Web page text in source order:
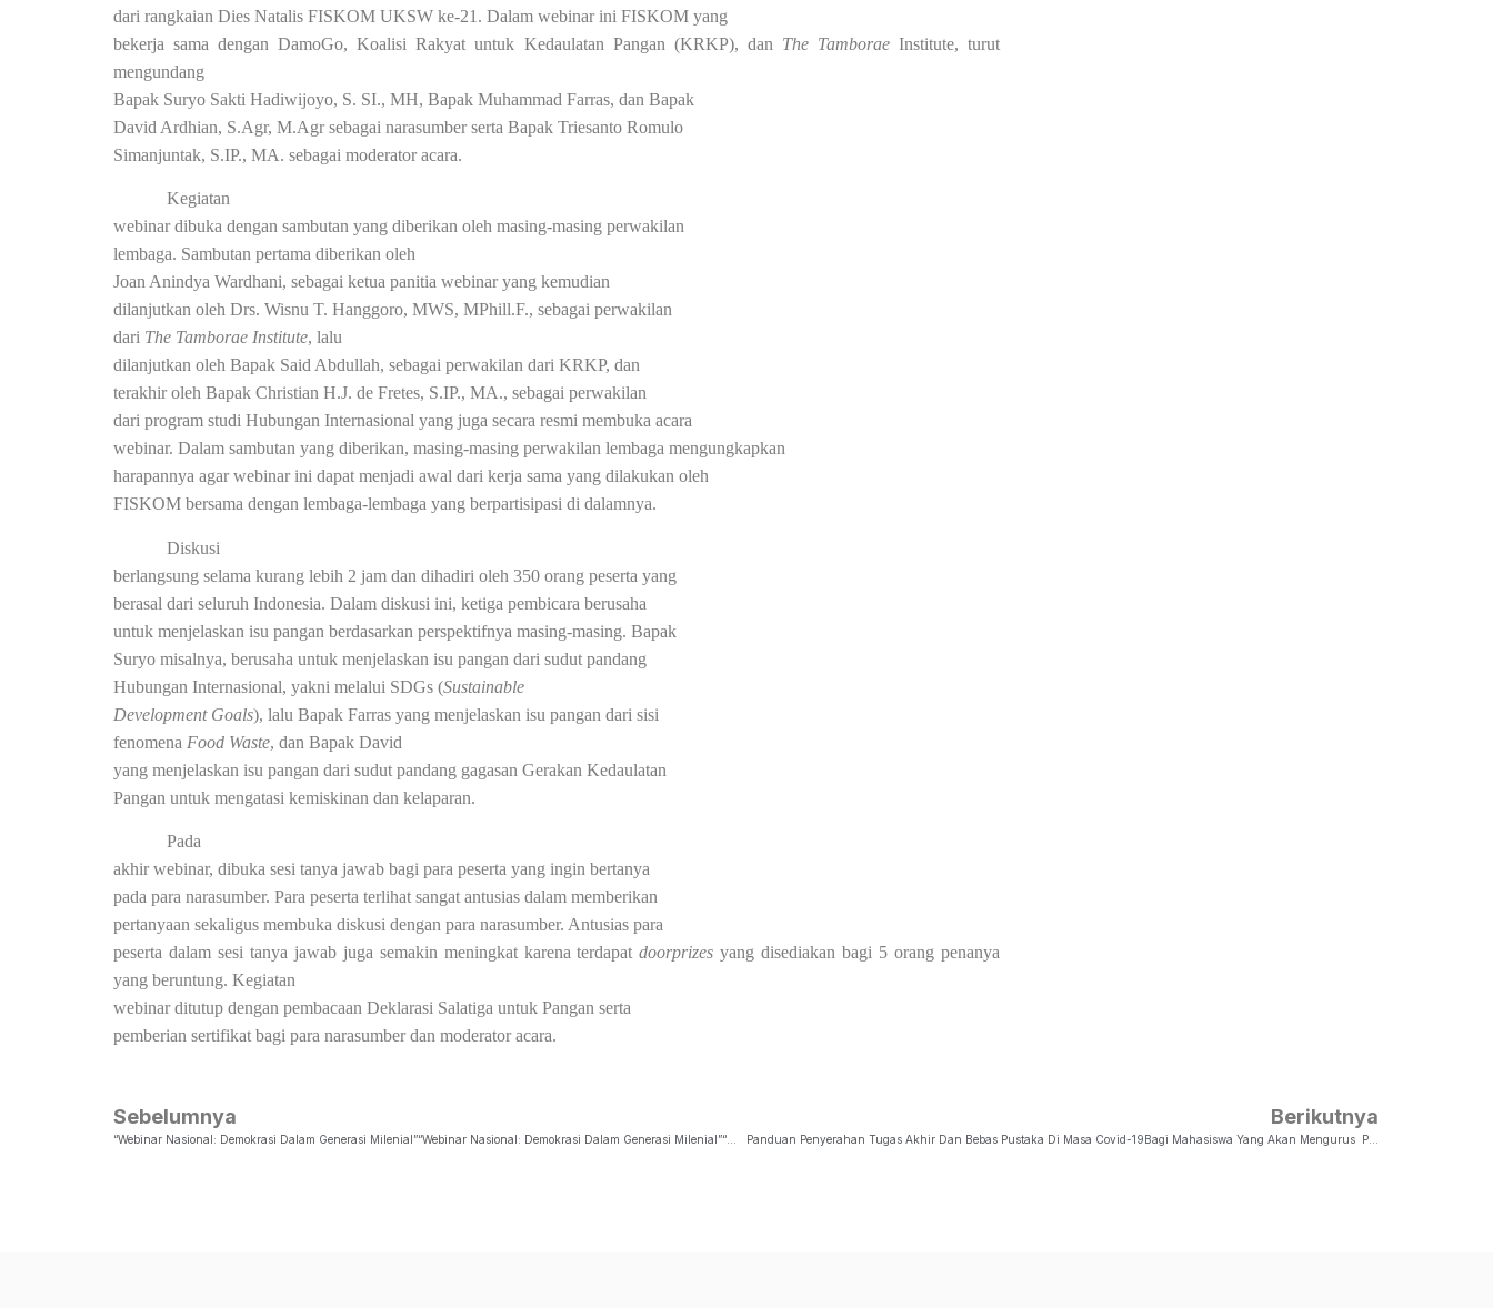
dari rangkaian Dies Natalis FISKOM UKSW ke-21. Dalam webinar ini FISKOM yang
bekerja sama dengan DamoGo, Koalisi Rakyat untuk Kedaulatan Pangan (KRKP), dan The Tamborae Institute, turut
mengundang
Bapak Suryo Sakti Hadiwijoyo, S. SI., MH, Bapak Muhammad Farras, dan Bapak
David Ardhian, S.Agr, M.Agr sebagai narasumber serta Bapak Triesanto Romulo
Simanjuntak, S.IP., MA. sebagai moderator acara.
Kegiatan
webinar dibuka dengan sambutan yang diberikan oleh masing-masing perwakilan
lembaga. Sambutan pertama diberikan oleh
Joan Anindya Wardhani, sebagai ketua panitia webinar yang kemudian
dilanjutkan oleh Drs. Wisnu T. Hanggoro, MWS, MPhill.F., sebagai perwakilan
dari The Tamborae Institute, lalu
dilanjutkan oleh Bapak Said Abdullah, sebagai perwakilan dari KRKP, dan
terakhir oleh Bapak Christian H.J. de Fretes, S.IP., MA., sebagai perwakilan
dari program studi Hubungan Internasional yang juga secara resmi membuka acara
webinar. Dalam sambutan yang diberikan, masing-masing perwakilan lembaga mengungkapkan
harapannya agar webinar ini dapat menjadi awal dari kerja sama yang dilakukan oleh
FISKOM bersama dengan lembaga-lembaga yang berpartisipasi di dalamnya.
Diskusi
berlangsung selama kurang lebih 2 jam dan dihadiri oleh 350 orang peserta yang
berasal dari seluruh Indonesia. Dalam diskusi ini, ketiga pembicara berusaha
untuk menjelaskan isu pangan berdasarkan perspektifnya masing-masing. Bapak
Suryo misalnya, berusaha untuk menjelaskan isu pangan dari sudut pandang
Hubungan Internasional, yakni melalui SDGs (Sustainable
Development Goals), lalu Bapak Farras yang menjelaskan isu pangan dari sisi
fenomena Food Waste, dan Bapak David
yang menjelaskan isu pangan dari sudut pandang gagasan Gerakan Kedaulatan
Pangan untuk mengatasi kemiskinan dan kelaparan.
Pada
akhir webinar, dibuka sesi tanya jawab bagi para peserta yang ingin bertanya
pada para narasumber. Para peserta terlihat sangat antusias dalam memberikan
pertanyaan sekaligus membuka diskusi dengan para narasumber. Antusias para
peserta dalam sesi tanya jawab juga semakin meningkat karena terdapatdoorprizesyang disediakan bagi 5 orang penanya
yang beruntung. Kegiatan
webinar ditutup dengan pembacaan Deklarasi Salatiga untuk Pangan serta
pemberian sertifikat bagi para narasumber dan moderator acara.
Sebelumnya Berikutnya
Panduan Penyerahan Tugas Akhir Dan Bebas Pustaka Di Masa Covid-19Bagi Mahasiswa Yang Akan Mengurus Penyerahan Tugas Akhir Dan Bebas Pustaka Di Masa Covid-19 Di Perpustakaan UKSW Harap Memperhatikan Panduan Sebagai Berikut :https://docs.google.com/document/u/3…